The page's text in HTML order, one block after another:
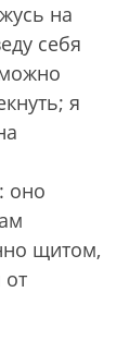
на
себя
я
оно
щитом,